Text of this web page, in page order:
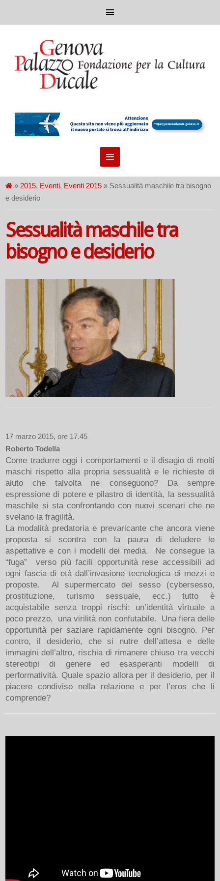
» 2015, Eventi, Eventi 2015 » Sessualità maschile tra bisogno
e desiderio
Sessualità maschile tra
bisogno e desiderio
17 marzo 2015, ore 17.45
Roberto Todella
Come tradurre oggi i comportamenti e il disagio di molti
maschi rispetto alla propria sessualità e le richieste di
aiuto che talvolta ne conseguono? Da sempre
espressione di potere e pilastro di identità, la sessualità
maschile si sta confrontando con nuovi scenari che ne
svelano la fragilità.
La modalità predatoria e prevaricante che ancora viene
proposta si scontra con la paura di deludere le
aspettative e con i modelli dei media. Ne consegue la
“fuga” verso più facili opportunità rese accessibili ad
ogni fascia di età dall’invasione tecnologica di mezzi e
proposte. Al supermercato del sesso (cybersesso,
prostituzione, turismo sessuale, ecc.) tutto è
acquistabile senza troppi rischi: un’identità virtuale a
poco prezzo, una virilità non confutabile. Una fiera delle
opportunità per saziare rapidamente ogni bisogno. Per
contro, il desiderio, che si nutre dell’attesa e delle
immagini dell’altro, rischia di rimanere chiuso tra vecchi
stereotipi di genere ed esasperanti modelli di
performatività. Quale spazio allora per il desiderio, per il
piacere condiviso nella relazione e per l’eros che li
comprende?